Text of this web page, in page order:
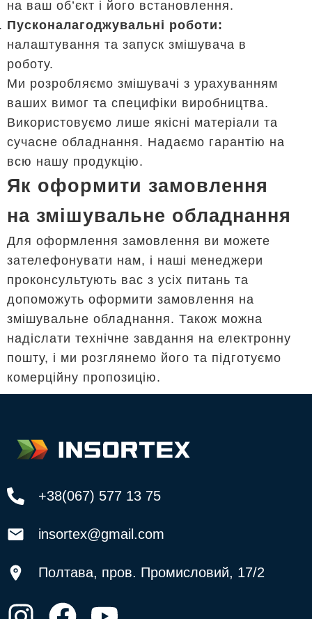
на ваш об’єкт і його встановлення.
Пусконалагоджувальні роботи:
налаштування та запуск змішувача в
роботу.
Ми розробляємо змішувачі з урахуванням
ваших вимог та специфіки виробництва.
Використовуємо лише якісні матеріали та
сучасне обладнання. Надаємо гарантію на
всю нашу продукцію.
Як оформити замовлення
на змішувальне обладнання
Для оформлення замовлення ви можете
зателефонувати нам, і наші менеджери
проконсультують вас з усіх питань та
допоможуть оформити замовлення на
змішувальне обладнання. Також можна
надіслати технічне завдання на електронну
пошту, і ми розглянемо його та підготуємо
комерційну пропозицію.
+38(067) 577 13 75
insortex@gmail.com
Полтава, пров. Промисловий, 17/2